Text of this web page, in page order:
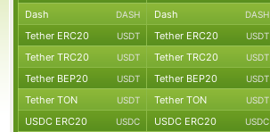
Dash DASH Dash DASH
Tether ERC20 USDT Tether ERC20 USDT
Tether TRC20 USDT Tether TRC20 USDT
Tether BEP20 USDT Tether BEP20 USDT
Tether TON USDT Tether TON USDT
USDC ERC20 USDC USDC ERC20 USDC